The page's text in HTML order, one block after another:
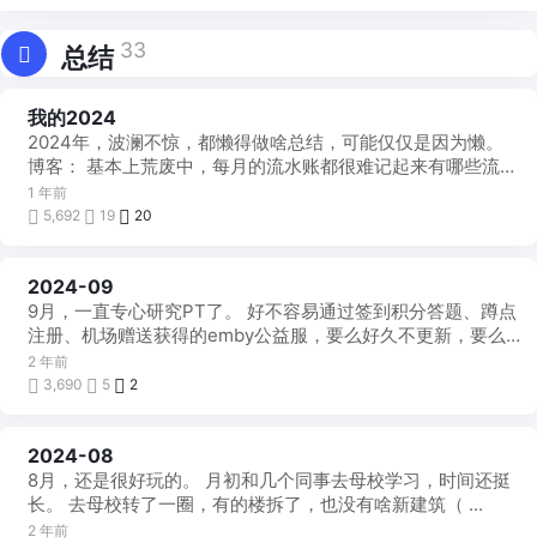
总结33
每
月
一
帖
我的2024
2024年，波澜不惊，都懒得做啥总结，可能仅仅是因为懒。
博客： 基本上荒废中，每月的流水账都很难记起来有哪些流
水，memos记录了一段时 ...
1 年前
5,692
19 20
每
月
一
帖
2024-09
9月，一直专心研究PT了。 好不容易通过签到积分答题、蹲点
注册、机场赠送获得的emby公益服，要么好久不更新，要么
机场流量消耗巨大。上篇文章折腾 ...
2 年前
3,690
5 2
每
月
一
帖
2024-08
8月，还是很好玩的。 月初和几个同事去母校学习，时间还挺
长。 去母校转了一圈，有的楼拆了，也没有啥新建筑（ ...
2 年前